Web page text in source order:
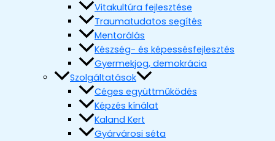
Vitakultúra fejlesztése
Traumatudatos segítés
Mentorálás
Készség- és képessésfejlesztés
Gyermekjog, demokrácia
Szolgáltatások
Céges együttműködés
Képzés kínálat
Kaland Kert
Gyárvárosi séta